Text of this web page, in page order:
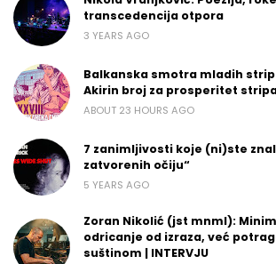
transcedencija otpora
3 YEARS AGO
Balkanska smotra mladih
Akirin broj za prosperitet
ABOUT 23 HOURS AGO
7 zanimljivosti koje (ni)ste
zatvorenih očiju“
5 YEARS AGO
Zoran Nikolić (jst mnml):
odricanje od izraza, već
suštinom | INTERVJU